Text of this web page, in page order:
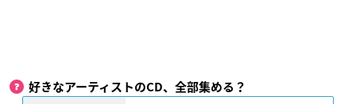
好きなアーティストのCD、全部集める？